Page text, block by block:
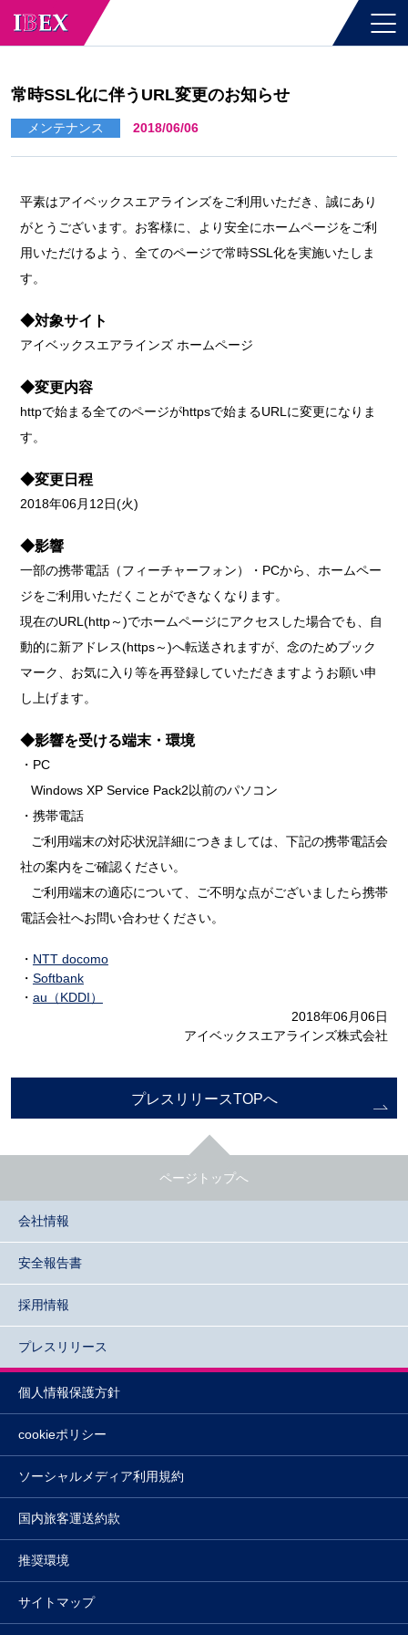
常時SSL化に伴うURL変更のお知らせ
メンテナンス 2018/06/06
平素はアイベックスエアラインズをご利用いただき、誠にあり
がとうございます。お客様に、より安全にホームページをご利
用いただけるよう、全てのページで常時SSL化を実施いたしま
す。
◆対象サイト
アイベックスエアラインズ ホームページ
◆変更内容
httpで始まる全てのページがhttpsで始まるURLに変更になりま
す。
◆変更日程
2018年06月12日(火)
◆影響
一部の携帯電話（フィーチャーフォン）・PCから、ホームペー
ジをご利用いただくことができなくなります。
現在のURL(http～)でホームページにアクセスした場合でも、自
動的に新アドレス(https～)へ転送されますが、念のためブック
マーク、お気に入り等を再登録していただきますようお願い申
し上げます。
◆影響を受ける端末・環境
・PC
Windows XP Service Pack2以前のパソコン
・携帯電話
ご利用端末の対応状況詳細につきましては、下記の携帯電話会
社の案内をご確認ください。
ご利用端末の適応について、ご不明な点がございましたら携帯
電話会社へお問い合わせください。
・ NTT docomo
・ Softbank
・ au（KDDI）
2018年06月06日
アイベックスエアラインズ株式会社
プレスリリースTOPへ
ページトップへ
会社情報
安全報告書
採用情報
プレスリリース
個人情報保護方針
cookieポリシー
ソーシャルメディア利用規約
国内旅客運送約款
推奨環境
サイトマップ